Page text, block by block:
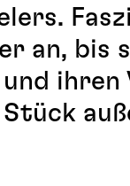
an, bis